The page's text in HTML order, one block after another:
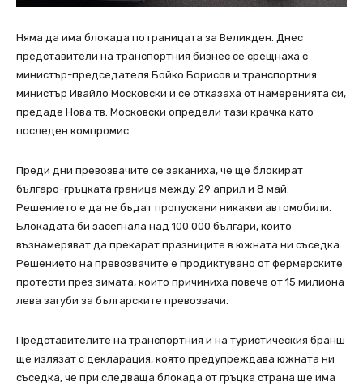
Няма да има блокада по границата за Великден. Днес
представители на транспортния бизнес се срещнаха с
министър-председателя Бойко Борисов и транспортния
министър Ивайло Московски и се отказаха от намеренията си,
предаде Нова тв. Московски определи тази крачка като
последен компромис.
Преди дни превозвачите се заканиха, че ще блокират
българо-гръцката граница между 29 април и 8 май.
Решението е да не бъдат пропускани никакви автомобили.
Блокадата би засегнала над 100 000 българи, които
възнамеряват да прекарат празниците в южната ни съседка.
Решението на превозвачите е продиктувано от фермерските
протести през зимата, които причиниха повече от 15 милиона
лева загуби за българските превозвачи.
Представителите на транспортния и на туристическия бранш
ще излязат с декларация, която предупреждава южната ни
съседка, че при следваща блокада от гръцка страна ще има